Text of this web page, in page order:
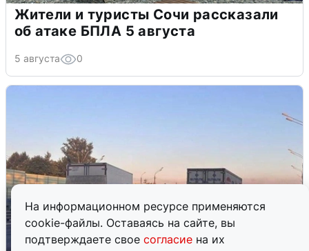
На информационном ресурсе применяются
cookie-файлы. Оставаясь на сайте, вы
подтверждаете свое согласие на их
Жители и туристы Сочи рассказали
об атаке БПЛА 5 августа
5 августа 0